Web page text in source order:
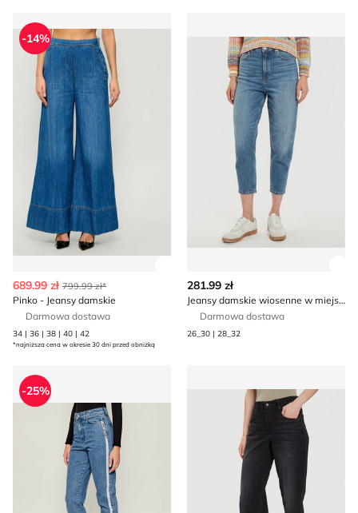
Pinko - Jeansy damskie
-14%
689.99 zł 799.99 zł*
Pinko - Jeansy damskie
Darmowa dostawa
34 | 36 | 38 | 40 | 42
*najniższa cena w okresie 30 dni przed obniżką
281.99 zł
Jeansy damskie wiosenne w miejskim stylu Marc O'Polo
Darmowa dostawa
26_30 | 28_32
Jeansy damskie na wiosnę Karl Lagerfeld
-25%